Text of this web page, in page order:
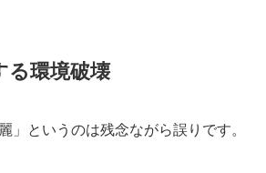
る環境破壊
」というのは残念ながら誤りです。